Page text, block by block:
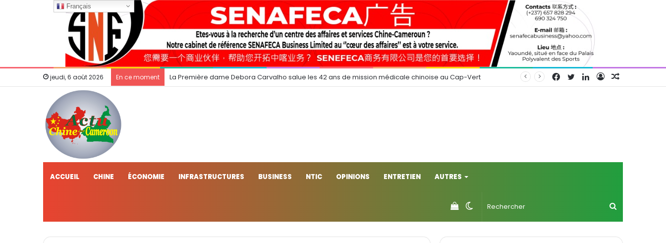
jeudi, 6 août 2026 En ce moment La Première dame Debora Carvalho salue les 42 ans de mission médicale chinoise au Cap-Vert Connexion
Linkedin
Twitter
Facebook
ACCUEIL CHINE ÉCONOMIE INFRASTRUCTURES BUSINESS NTIC OPINIONS ENTRETIEN AUTRES
Switch
skin
Voir
votre
Français